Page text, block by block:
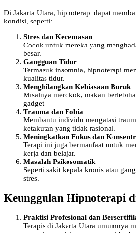
Di Jakarta Utara, hipnoterapi dapat
kondisi, seperti:
Stres dan Kecemasan
Cocok untuk mereka yang
besar.
Gangguan Tidur
Termasuk insomnia, hipnoterapi
kualitas tidur.
Menghilangkan Kebiasaan Buruk
Misalnya merokok, makan
gadget.
Trauma dan Fobia
Membantu individu mengatasi
ketakutan yang tidak rasional.
Meningkatkan Fokus dan
Terapi ini juga bermanfaat untuk
kerja dan belajar.
Masalah Psikosomatik
Seperti sakit kepala kronis atau
stres.
Keunggulan Hipnoterapi
Praktisi Profesional dan
Terapis di Jakarta Utara umumnya